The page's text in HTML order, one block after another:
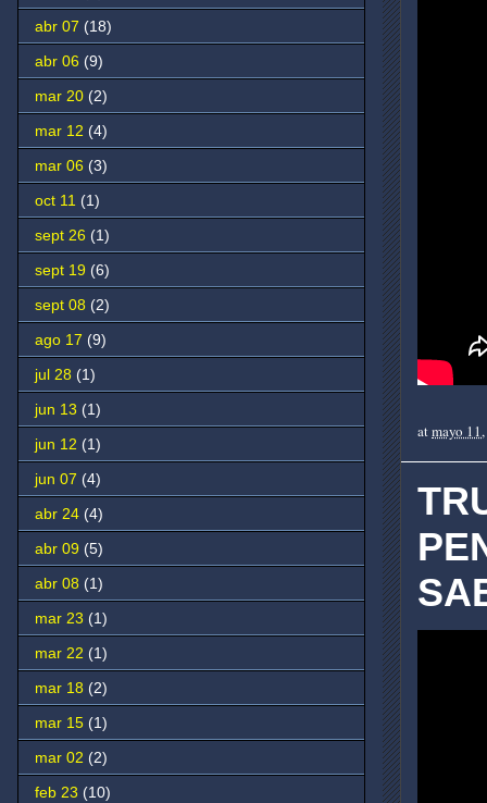
atmayo
abr 07 (18)
abr 06 (9)
mar 20 (2)
mar 12 (4)
mar 06 (3)
oct 11 (1)
sept 26 (1)
sept 19 (6)
sept 08 (2)
ago 17 (9)
jul 28 (1)
jun 13 (1)
jun 12 (1)
jun 07 (4)
abr 24 (4)
abr 09 (5)
abr 08 (1)
mar 23 (1)
mar 22 (1)
mar 18 (2)
mar 15 (1)
mar 02 (2)
feb 23 (10)